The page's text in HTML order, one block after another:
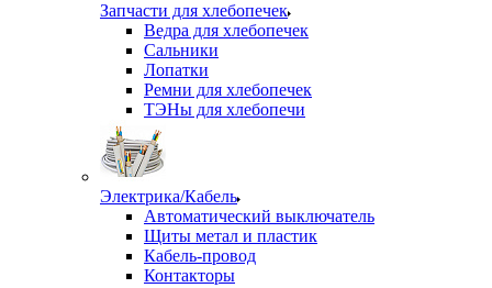
Запчасти для хлебопечек
Ведра для хлебопечек
Сальники
Лопатки
Ремни для хлебопечек
ТЭНы для хлебопечи
Электрика/Кабель
Автоматический выключатель
Щиты метал и пластик
Кабель-провод
Контакторы